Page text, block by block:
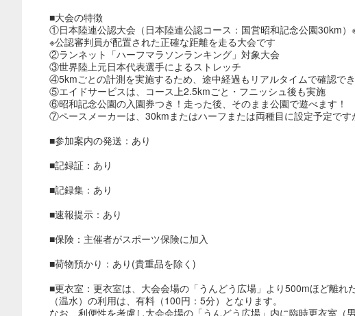
■大会の特徴
①日本陸連公認大会（日本陸連公認コース：国営昭和記念公園30km
※公認審判員が配置された正確な距離を走る大会です
②ランネット「ハーフマラソンランキング」対象大会
③世界陸上元日本代表選手によるストレッチ
④5kmごとの計測を実施するため、途中経過もリアルタイムで確認で
⑤エイドサービスは、コース上2.5kmごと・フニッシュ後も実施
⑥昭和記念公園の入園券つき！走った後、そのまま公園で遊べます！
⑦ペースメーカーは、30kmまたはハーフまたは両種目に設定予定です
■参加案内の発送：あり
■記録証：あり
■記録集：あり
■速報提示：あり
■保険：主催者がスポーツ保険に加入
■荷物預かり：あり(貴重品を除く)
■更衣室：更衣室は、大会会場の「うんどう広場」より500mほど離
（温水）の利用は、有料（100円：5分）となります。
なお、利便性を考慮し大会会場の「うんどう広場」内に臨時更衣室（